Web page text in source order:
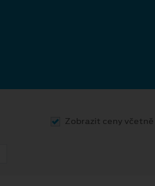
Zobrazit ceny včetně